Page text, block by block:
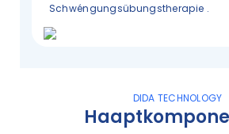
Schwéngungsübungstherapie .
DIDA TECHNOLOGY